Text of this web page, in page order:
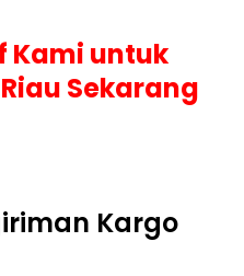
Kami untuk
Sekarang
Kargo